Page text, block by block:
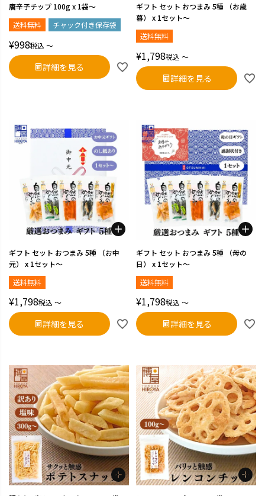
唐辛子チップ 100g x 1袋～
送料無料
チャック付き保存袋
¥998税込 〜
詳細を見る
ギフト セット おつまみ 5種 （お歳
暮） x 1セット～
送料無料
¥1,798税込 〜
詳細を見る
ギフト セット おつまみ 5種 （お中
元） x 1セット～
送料無料
¥1,798税込 〜
詳細を見る
ギフト セット おつまみ 5種 （母の
日） x 1セット～
送料無料
¥1,798税込 〜
詳細を見る